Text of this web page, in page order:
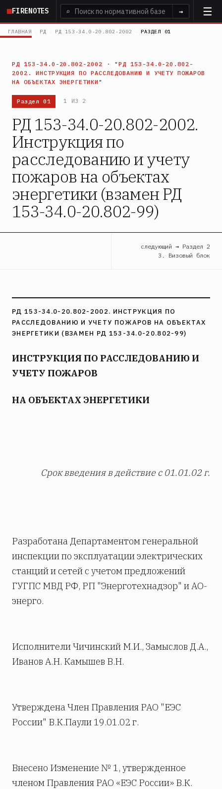
Перейти
основному
FIRENOTES ⌕ →
ГЛАВНАЯ › РД › РД 153-34.0-20.802-2002 › РАЗДЕЛ 01
РД 153-34.0-20.802-2002 · "РД 153-34.0-20.802-
2002. ИНСТРУКЦИЯ ПО РАССЛЕДОВАНИЮ И УЧЕТУ ПОЖАРОВ
НА ОБЪЕКТАХ ЭНЕРГЕТИКИ"
Раздел 01 1 ИЗ 2
РД 153-34.0-20.802-2002.
Инструкция по
расследованию и учету
пожаров на объектах
энергетики (взамен РД
153-34.0-20.802-99)
следующий → Раздел 2
3. Визовый блок
РД 153-34.0-20.802-2002. ИНСТРУКЦИЯ ПО
РАССЛЕДОВАНИЮ И УЧЕТУ ПОЖАРОВ НА ОБЪЕКТАХ
ЭНЕРГЕТИКИ (ВЗАМЕН РД 153-34.0-20.802-99)
ИНСТРУКЦИЯ ПО РАССЛЕДОВАНИЮ И
УЧЕТУ ПОЖАРОВ
НА ОБЪЕКТАХ ЭНЕРГЕТИКИ
Срок введения в действие с 01.01.02 г.
Разработана Департаментом генеральной
инспекции по эксплуатации электрических
станций и сетей с учетом предложений
ГУГПС МВД РФ, РП "Энерготехнадзор" и АО-
энерго.
Исполнители Чичинский М.И., Замыслов Д.А.,
Иванов А.Н. Камышев В.Н.
Утверждена Член Правления РАО "ЕЭС
России" В.К.Паули 19.01.02 г.
Внесено Изменение № 1, утвержденное
членом Правления РАО «ЕЭС России» В.К.